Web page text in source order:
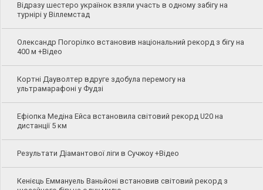
Відразу шестеро українок взяли участь в одному забігу на
турнірі у Віллемстад
Олександр Погорілко встановив національний рекорд з бігу на
400 м +Відео
Кортні Дауволтер вдруге здобула перемогу на
ультрамарафоні у Фудзі
Ефіопка Медіна Ейса встановила світовий рекорд U20 на
дистанції 5 км
Результати Діамантової ліги в Сучжоу +Відео
Кенієць Еммануель Ваньйоні встановив світовий рекорд з